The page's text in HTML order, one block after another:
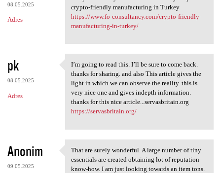
08.05.2025
Adres
crypto-friendly manufacturing in Turkey
https://www.fo-consultancy.com/crypto-friendly-
manufacturing-in-turkey/
pk
08.05.2025
Adres
I’m going to read this. I’ll
I’m going to read this. I’ll be sure to come back.
thanks for sharing. and also This article gives the
light in which we can observe the reality. this is
very nice one and gives indepth information.
thanks for this nice article...servasbritain.org
https://servasbritain.org/
Anonim
09.05.2025
That are surely wonderful. A
That are surely wonderful. A large number of tiny
essentials are created obtaining lot of reputation
know-how. I am just looking towards an item tons.